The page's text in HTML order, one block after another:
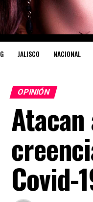
JALISCO NACIONAL
OPINIÓN
Covid-